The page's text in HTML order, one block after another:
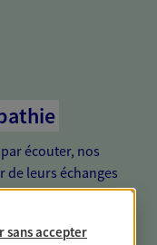
écouter, nos
leurs échanges
vous soutenir
sans accepter